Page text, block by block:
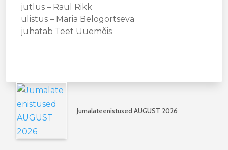
jutlus – Raul Rikk
ülistus – Maria Belogortseva
juhatab Teet Uuemõis
Jumalateenistused AUGUST 2026